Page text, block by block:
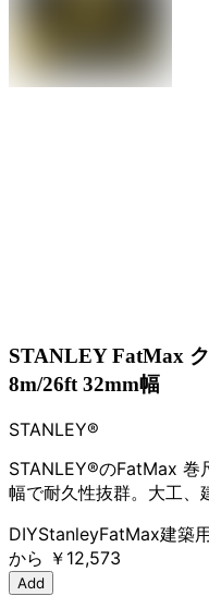
STANLEY FatMax
8m/26ft 32mm幅
STANLEY®
STANLEY®のFatMax
幅で耐久性抜群。大工、
DIYStanleyFatMax建築
から ￥12,573
Add